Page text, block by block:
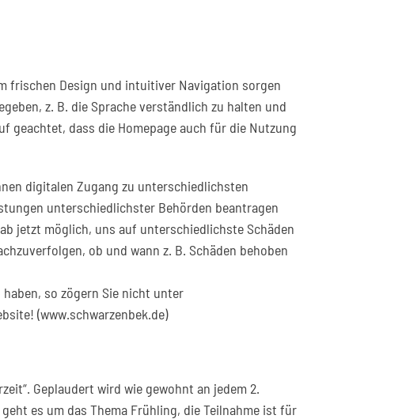
frischen Design und intuitiver Navigation sorgen
z. B. die Sprache verständlich zu halten und
geachtet, dass die Homepage auch für die Nutzung
digitalen Zugang zu unterschiedlichsten
unterschiedlichster Behörden beantragen
jetzt möglich, uns auf unterschiedlichste Schäden
ob und wann z. B. Schäden behoben
so zögern Sie nicht unter
(www.schwarzenbek.de)
Geplaudert wird wie gewohnt an jedem 2.
es um das Thema Frühling, die Teilnahme ist für